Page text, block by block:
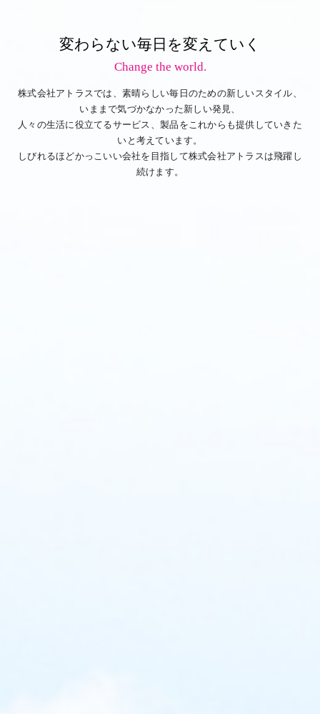
変わらない毎日を変えていく
Change the world.
株式会社アトラスでは、素晴らしい毎日のための新しいスタイル、
いままで気づかなかった新しい発見、
人々の生活に役立てるサービス、製品をこれからも提供していきた
いと考えています。
しびれるほどかっこいい会社を目指して株式会社アトラスは飛躍し
続けます。